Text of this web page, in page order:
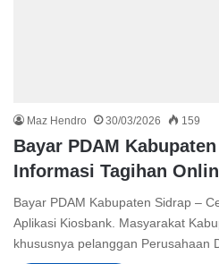
Maz Hendro 30/03/2026 159
Bayar PDAM
Informasi Tagihan
Bayar PDAM Kabupaten Sidrap –
Aplikasi Kiosbank. Masyarakat
khususnya pelanggan Perusahaan